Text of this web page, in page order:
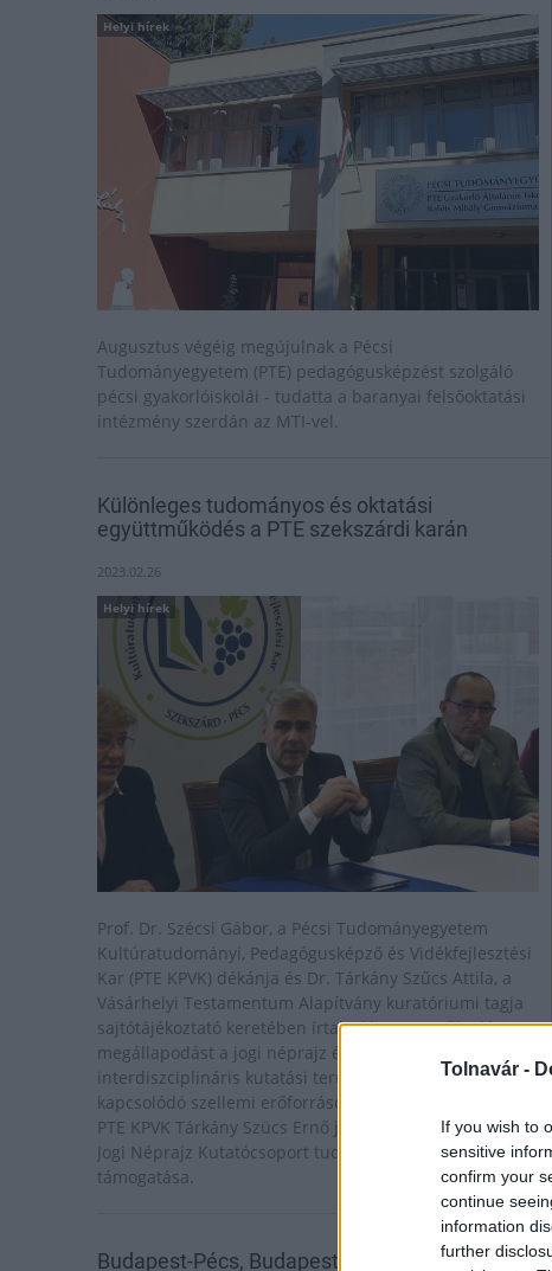
Tolnavár -
If you wish to
sensitive
confirm your
continue
information
further
Helyi hírek
Augusztus végéig megújulnak a Pécsi
Tudományegyetem (PTE) pedagógusképzést szolgáló
pécsi gyakorlóiskolái - tudatta a baranyai felsőoktatási
intézmény szerdán az MTI-vel.
Különleges tudományos és oktatási
együttműködés a PTE szekszárdi karán
2023.02.26
Helyi hírek
Prof. Dr. Szécsi Gábor, a Pécsi Tudományegyetem
Kultúratudományi, Pedagógusképző és Vidékfejlesztési
Kar (PTE KPVK) dékánja és Dr. Tárkány Szűcs Attila, a
Vásárhelyi Testamentum Alapítvány kuratóriumi tagja
sajtótájékoztató keretében írtak alá együttműködési
megállapodást a jogi néprajz és kultúratörténet
interdiszciplináris kutatási terület fejlesztésére, a
kapcsolódó szellemi erőforrások erősítésére, valamint a
PTE KPVK Tárkány Szücs Ernő jogi Kultúrtörténeti és
Jogi Néprajz Kutatócsoport tudományos céljainak
támogatása.
Budapest-Pécs, Budapest-Szolnok: gyorsabb